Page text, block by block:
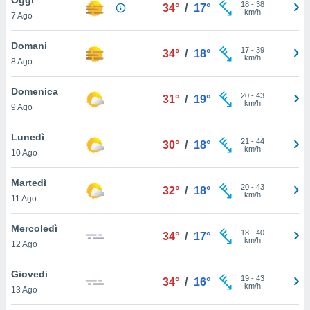
è
al sito
di
ci
di
il
un
la
nella
7 Ago
34° / 17° 18- 38
km/h
Domani
8 Ago
34° / 18° 17- 39
km/h
Domenica
9 Ago
31° / 19° 20- 43
km/h
Lunedì
10 Ago
30° / 18° 21 - 44
km/h
Martedì
11 Ago
32° / 18° 20- 43
km/h
Mercoledì
12 Ago
34° / 17° 18- 40
km/h
Giovedi
13 Ago
34° / 16° 19- 43
km/h